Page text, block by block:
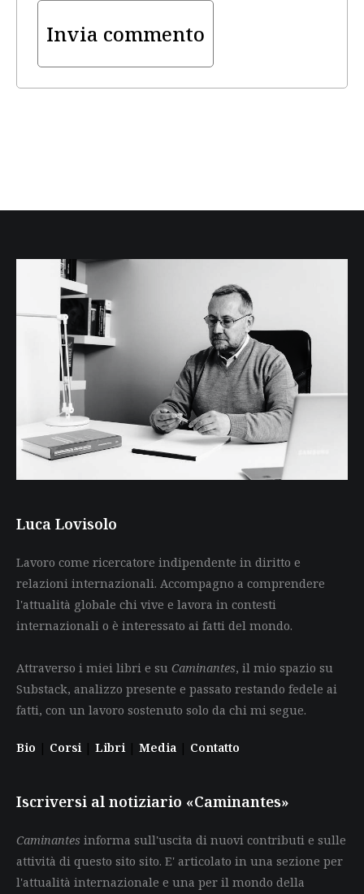
Luca Lovisolo
Lavoro come ricercatore indipendente in diritto e
relazioni internazionali. Accompagno a comprendere
l'attualità globale chi vive e lavora in contesti
internazionali o è interessato ai fatti del mondo.
Attraverso i miei libri e su Caminantes, il mio spazio su
Substack, analizzo presente e passato restando fedele ai
fatti, con un lavoro sostenuto solo da chi mi segue.
Bio | Corsi | Libri | Media | Contatto
Iscriversi al notiziario «Caminantes»
Caminantes informa sull'uscita di nuovi contributi e sulle
attività di questo sito sito. E' articolato in una sezione per
l'attualità internazionale e una per il mondo della